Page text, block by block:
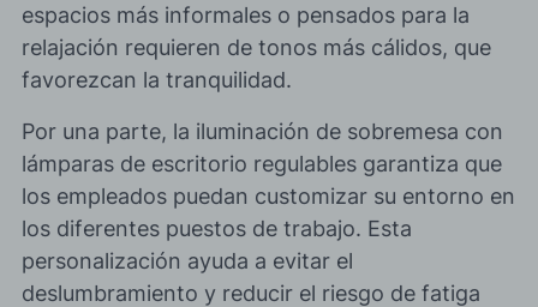
espacios más informales o pensados para la
relajación requieren de tonos más cálidos, que
favorezcan la tranquilidad.
Por una parte, la iluminación de sobremesa con
lámparas de escritorio regulables garantiza que
los empleados puedan customizar su entorno en
los diferentes puestos de trabajo. Esta
personalización ayuda a evitar el
deslumbramiento y reducir el riesgo de fatiga